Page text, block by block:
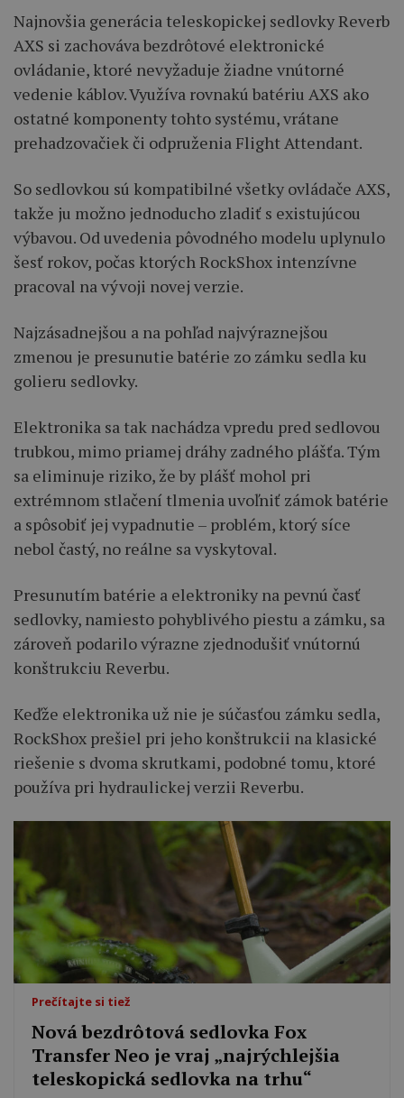
Najnovšia generácia teleskopickej sedlovky Reverb
AXS si zachováva bezdrôtové elektronické
ovládanie, ktoré nevyžaduje žiadne vnútorné
vedenie káblov. Využíva rovnakú batériu AXS ako
ostatné komponenty tohto systému, vrátane
prehadzovačiek či odpruženia Flight Attendant.
So sedlovkou sú kompatibilné všetky ovládače AXS,
takže ju možno jednoducho zladiť s existujúcou
výbavou. Od uvedenia pôvodného modelu uplynulo
šesť rokov, počas ktorých RockShox intenzívne
pracoval na vývoji novej verzie.
Najzásadnejšou a na pohľad najvýraznejšou
zmenou je presunutie batérie zo zámku sedla ku
golieru sedlovky.
Elektronika sa tak nachádza vpredu pred sedlovou
trubkou, mimo priamej dráhy zadného plášťa. Tým
sa eliminuje riziko, že by plášť mohol pri
extrémnom stlačení tlmenia uvoľniť zámok batérie
a spôsobiť jej vypadnutie – problém, ktorý síce
nebol častý, no reálne sa vyskytoval.
Presunutím batérie a elektroniky na pevnú časť
sedlovky, namiesto pohyblivého piestu a zámku, sa
zároveň podarilo výrazne zjednodušiť vnútornú
konštrukciu Reverbu.
Keďže elektronika už nie je súčasťou zámku sedla,
RockShox prešiel pri jeho konštrukcii na klasické
riešenie s dvoma skrutkami, podobné tomu, ktoré
používa pri hydraulickej verzii Reverbu.
Prečítajte si tiež
Nová bezdrôtová sedlovka Fox
Transfer Neo je vraj „najrýchlejšia
teleskopická sedlovka na trhu“